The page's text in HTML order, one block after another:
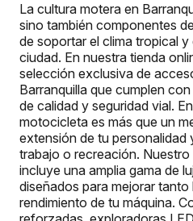
La cultura motera en
sino también componentes
de soportar el clima tropical
ciudad. En nuestra tienda
selección exclusiva de
Barranquilla que cumplen
de calidad y seguridad vial.
motocicleta es más que un
extensión de tu personalidad
trabajo o recreación.
incluye una amplia gama de
diseñados para mejorar
rendimiento de tu máquina.